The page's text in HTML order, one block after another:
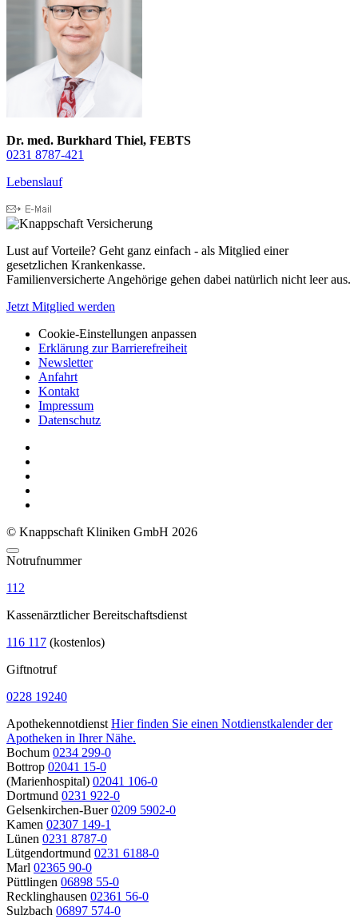
Dr. med. Burkhard Thiel, FEBTS
0231 8787-421
Lebenslauf
Lust auf Vorteile? Geht ganz einfach - als Mitglied einer
gesetzlichen Krankenkasse.
Familienversicherte Angehörige gehen dabei natürlich nicht leer aus.
Jetzt Mitglied werden
Cookie-Einstellungen anpassen
Erklärung zur Barrierefreiheit
Newsletter
Anfahrt
Kontakt
Impressum
Datenschutz
© Knappschaft Kliniken GmbH 2026
Notrufnummer
112
Kassenärztlicher Bereitschaftsdienst
116 117 (kostenlos)
Giftnotruf
0228 19240
Apothekennotdienst Hier finden Sie einen Notdienstkalender der
Apotheken in Ihrer Nähe.
Bochum 0234 299-0
Bottrop 02041 15-0
(Marienhospital) 02041 106-0
Dortmund 0231 922-0
Gelsenkirchen-Buer 0209 5902-0
Kamen 02307 149-1
Lünen 0231 8787-0
Lütgendortmund 0231 6188-0
Marl 02365 90-0
Püttlingen 06898 55-0
Recklinghausen 02361 56-0
Sulzbach 06897 574-0